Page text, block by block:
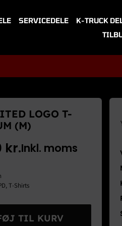
SERVICEDELE K-TRUCK
LOGO T-
(M)
kr.Inkl. moms
,T-Shirts
TIL KURV